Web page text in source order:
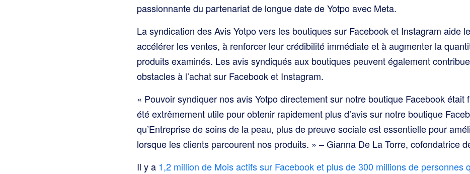
passionnante du partenariat de longue date de Yotpo avec Meta.
La syndication des Avis Yotpo vers les boutiques sur Facebook et Instagram aide
accélérer les ventes, à renforcer leur crédibilité immédiate et à augmenter la
produits examinés. Les avis syndiqués aux boutiques peuvent également
obstacles à l’achat sur Facebook et Instagram.
« Pouvoir syndiquer nos avis Yotpo directement sur notre boutique Facebook était
été extrêmement utile pour obtenir rapidement plus d’avis sur notre boutique
qu’Entreprise de soins de la peau, plus de preuve sociale est essentielle pour
lorsque les clients parcourent nos produits. » – Gianna De La Torre, cofondatrice
Il y a 1,2 million de Mois actifs sur Facebook et plus de 300 millions de personnes